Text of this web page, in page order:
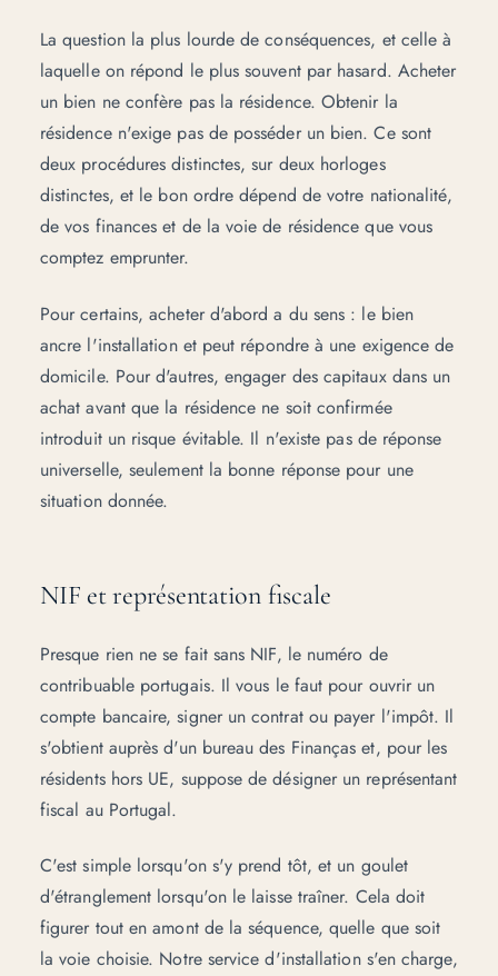
La question la plus lourde de conséquences, et celle à
laquelle on répond le plus souvent par hasard. Acheter
un bien ne confère pas la résidence. Obtenir la
résidence n'exige pas de posséder un bien. Ce sont
deux procédures distinctes, sur deux horloges
distinctes, et le bon ordre dépend de votre nationalité,
de vos finances et de la voie de résidence que vous
comptez emprunter.
Pour certains, acheter d'abord a du sens : le bien
ancre l'installation et peut répondre à une exigence de
domicile. Pour d'autres, engager des capitaux dans un
achat avant que la résidence ne soit confirmée
introduit un risque évitable. Il n'existe pas de réponse
universelle, seulement la bonne réponse pour une
situation donnée.
NIF et représentation fiscale
Presque rien ne se fait sans NIF, le numéro de
contribuable portugais. Il vous le faut pour ouvrir un
compte bancaire, signer un contrat ou payer l'impôt. Il
s'obtient auprès d'un bureau des Finanças et, pour les
résidents hors UE, suppose de désigner un représentant
fiscal au Portugal.
C'est simple lorsqu'on s'y prend tôt, et un goulet
d'étranglement lorsqu'on le laisse traîner. Cela doit
figurer tout en amont de la séquence, quelle que soit
la voie choisie. Notre service d'installations'en charge,